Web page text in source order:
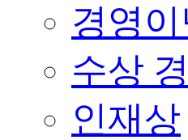
경영
수상
인재상